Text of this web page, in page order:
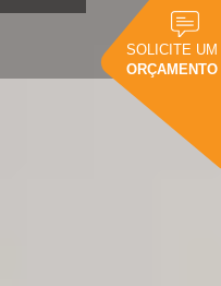
SOLICITE UM
ORÇAMENTO